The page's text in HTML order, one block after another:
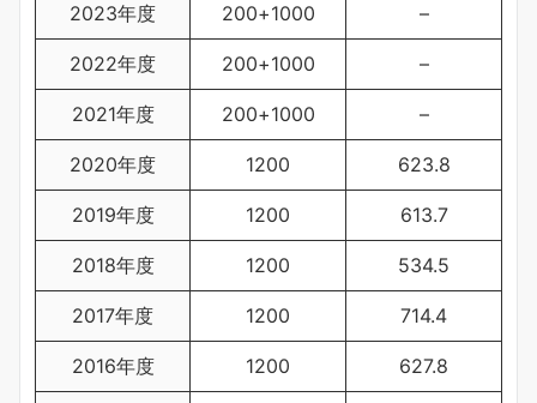
2023年度 200+1000 –
2022年度 200+1000 –
2021年度 200+1000 –
2020年度 1200 623.8
2019年度 1200 613.7
2018年度 1200 534.5
2017年度 1200 714.4
2016年度 1200 627.8